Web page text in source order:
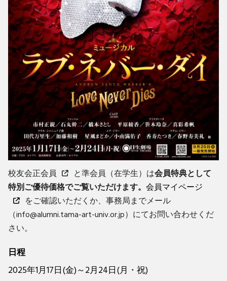
校友会正会員 と準会員（在学生）は会員特典として
特別ご優待価格でご覧いただけます。 会員マイページ
をご確認いただくか、事務局までメール
（info@alumni.tama-art-univ.or.jp）にてお問い合わせくだ
さい。
日程
2025年1月17日(金)～2月24日(月・祝)